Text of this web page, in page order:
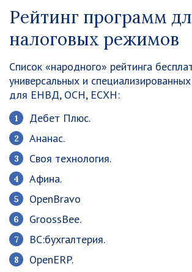
Рейтинг программ
налоговых режимов
Список «народного» рейтинга
универсальных и
для ЕНВД, ОСН, ЕСХН:
Дебет Плюс.
Ананас.
Своя технология.
Афина.
OpenBravo
GroossBee.
ВС:бухгалтерия.
OpenERP.